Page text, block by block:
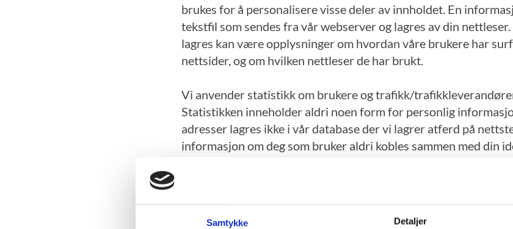
Samtykke Detaljer
brukes for å personalisere visse deler av innholdet. En
tekstfil som sendes fra vår webserver og lagres av din
lagres kan være opplysninger om hvordan våre brukere har
nettsider, og om hvilken nettleser de har brukt.
Vi anvender statistikk om brukere og trafikk/
Statistikken inneholder aldri noen form for personlig
adresser lagres ikke i vår database der vi lagrer atferd på
informasjon om deg som bruker aldri kobles sammen med din